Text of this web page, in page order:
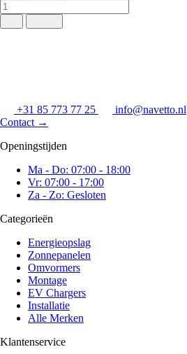
+31 85 773 77 25
info@navetto.nl
Contact →
Openingstijden
Ma - Do: 07:00 - 18:00
Vr: 07:00 - 17:00
Za - Zo: Gesloten
Categorieën
Energieopslag
Zonnepanelen
Omvormers
Montage
EV Chargers
Installatie
Alle Merken
Klantenservice